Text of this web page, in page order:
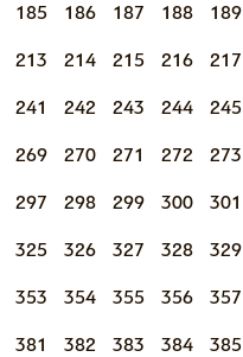
185 186 187 188 189
213 214 215 216 217
241 242 243 244 245
269 270 271 272 273
297 298 299 300 301
325 326 327 328 329
353 354 355 356 357
381 382 383 384 385